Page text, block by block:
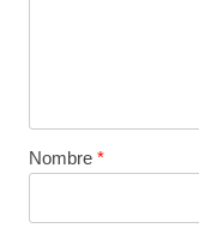
Nombre *